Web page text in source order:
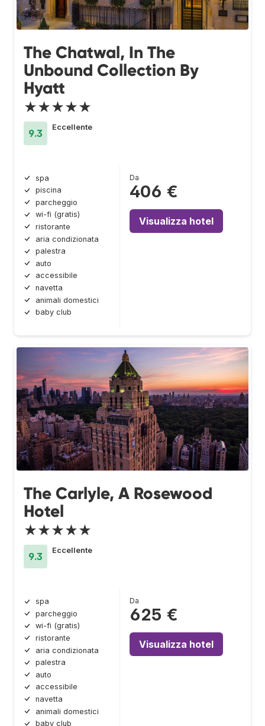
The Chatwal, In The
Unbound Collection By
Hyatt
★★★★★
9.3
Eccellente
spa
piscina
parcheggio
wi-fi (gratis)
ristorante
aria condizionata
palestra
auto
accessibile
navetta
animali domestici
baby club
Da
406 €
Visualizza hotel
The Carlyle, A Rosewood
Hotel
★★★★★
9.3
Eccellente
spa
parcheggio
wi-fi (gratis)
ristorante
aria condizionata
palestra
auto
accessibile
navetta
animali domestici
baby club
Da
625 €
Visualizza hotel